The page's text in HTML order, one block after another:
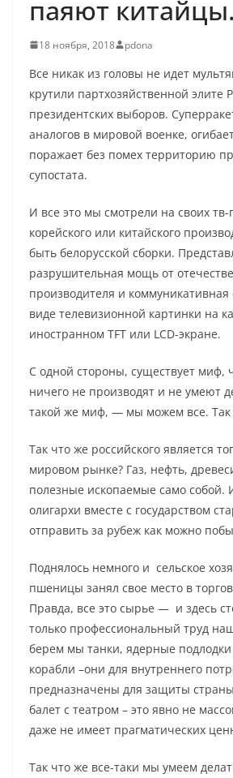
паяют китайцы.
18 ноября, 2018 pdona
Все никак из головы не идет
крутили партхозяйственной элите
президентских выборов.
аналогов в мировой военке,
поражает без помех территорию
супостата.
И все это мы смотрели на своих
корейского или китайского
быть белорусской сборки.
разрушительная мощь от
производителя и
виде телевизионной картинки на
иностранном TFT или LCD-экране.
С одной стороны, существует миф,
ничего не производят и не умеют
такой же миф, — мы можем все. Так
Так что же российского является
мировом рынке? Газ, нефть,
полезные ископаемые само собой.
олигархи вместе с государством
отправить за рубеж как можно
Поднялось немного и сельское
пшеницы занял свое место в
Правда, все это сырье — и здесь
только профессиональный труд
берем мы танки, ядерные подлодки
корабли –они для внутреннего
предназначены для защиты
балет с театром – это явно не
даже не имеет прагматических
Так что же все-таки мы умеем